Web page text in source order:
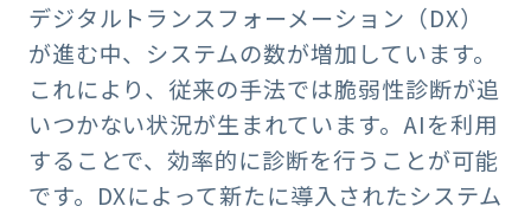
デジタルトランスフォーメーション（DX）
が進む中、システムの数が増加しています。
これにより、従来の手法では脆弱性診断が追
いつかない状況が生まれています。AIを利用
することで、効率的に診断を行うことが可能
です。DXによって新たに導入されたシステム